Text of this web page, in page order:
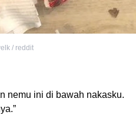
/ reddit
nemu ini di bawah nakasku.